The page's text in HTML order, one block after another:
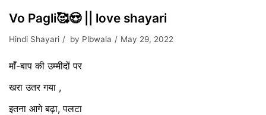
Vo Pagli🥰😍 || love shayari
Hindi Shayari by Plbwala May 29, 2022
माँ-बाप की उम्मीदों पर
खरा उतर गया ,
इतना आगे बढ़ा, पलटा